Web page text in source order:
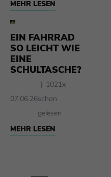
MEHR LESEN
EIN FAHRRAD
SO LEICHT WIE
EINE
SCHULTASCHE?
07.06.26
1021x
schon
gelesen
MEHR LESEN